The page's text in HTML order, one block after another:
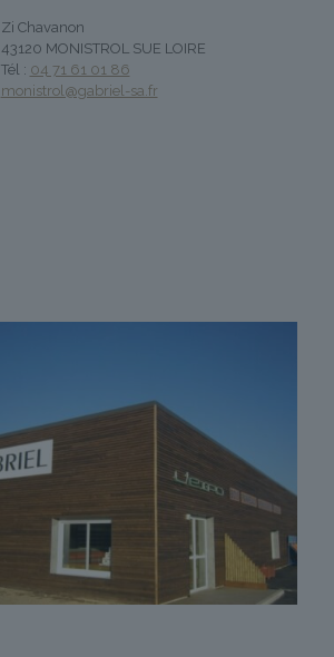
Zi Chavanon
43120 MONISTROL SUE LOIRE
Tél : 04 71 61 01 86
monistrol@gabriel-sa.fr